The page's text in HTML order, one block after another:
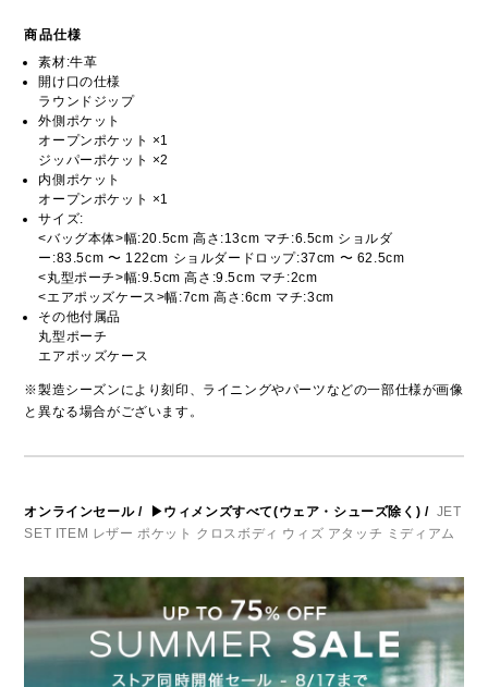
商品仕様
素材:牛革
開け口の仕様
ラウンドジップ
外側ポケット
オープンポケット ×1
ジッパーポケット ×2
内側ポケット
オープンポケット ×1
サイズ:
<バッグ本体>幅:20.5cm 高さ:13cm マチ:6.5cm ショルダ
ー:83.5cm 〜 122cm ショルダードロップ:37cm 〜 62.5cm
<丸型ポーチ>幅:9.5cm 高さ:9.5cm マチ:2cm
<エアポッズケース>幅:7cm 高さ:6cm マチ:3cm
その他付属品
丸型ポーチ
エアポッズケース
※製造シーズンにより刻印、ライニングやパーツなどの一部仕様が画像
と異なる場合がございます。
オンラインセール/ ▶ウィメンズすべて(ウェア・シューズ除く) / JET
SET ITEM レザー ポケット クロスボディ ウィズ アタッチ ミディアム